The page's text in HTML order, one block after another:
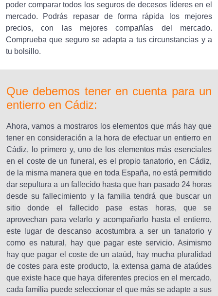
poder comparar todos los seguros de decesos líderes en el
mercado. Podrás repasar de forma rápida los mejores
precios, con las mejores compañías del mercado.
Comprueba que seguro se adapta a tus circunstancias y a
tu bolsillo.
Que debemos tener en cuenta para un
entierro en Cádiz:
Ahora, vamos a mostraros los elementos que más hay que
tener en consideración a la hora de efectuar un entierro en
Cádiz, lo primero y, uno de los elementos más esenciales
en el coste de un funeral, es el propio tanatorio, en Cádiz,
de la misma manera que en toda España, no está permitido
dar sepultura a un fallecido hasta que han pasado 24 horas
desde su fallecimiento y la familia tendrá que buscar un
sitio donde el fallecido pase estas horas, que se
aprovechan para velarlo y acompañarlo hasta el entierro,
este lugar de descanso acostumbra a ser un tanatorio y
como es natural, hay que pagar este servicio. Asimismo
hay que pagar el coste de un ataúd, hay mucha pluralidad
de costes para este producto, la extensa gama de ataúdes
que existe hace que haya diferentes precios en el mercado,
cada familia puede seleccionar el que más se adapte a sus